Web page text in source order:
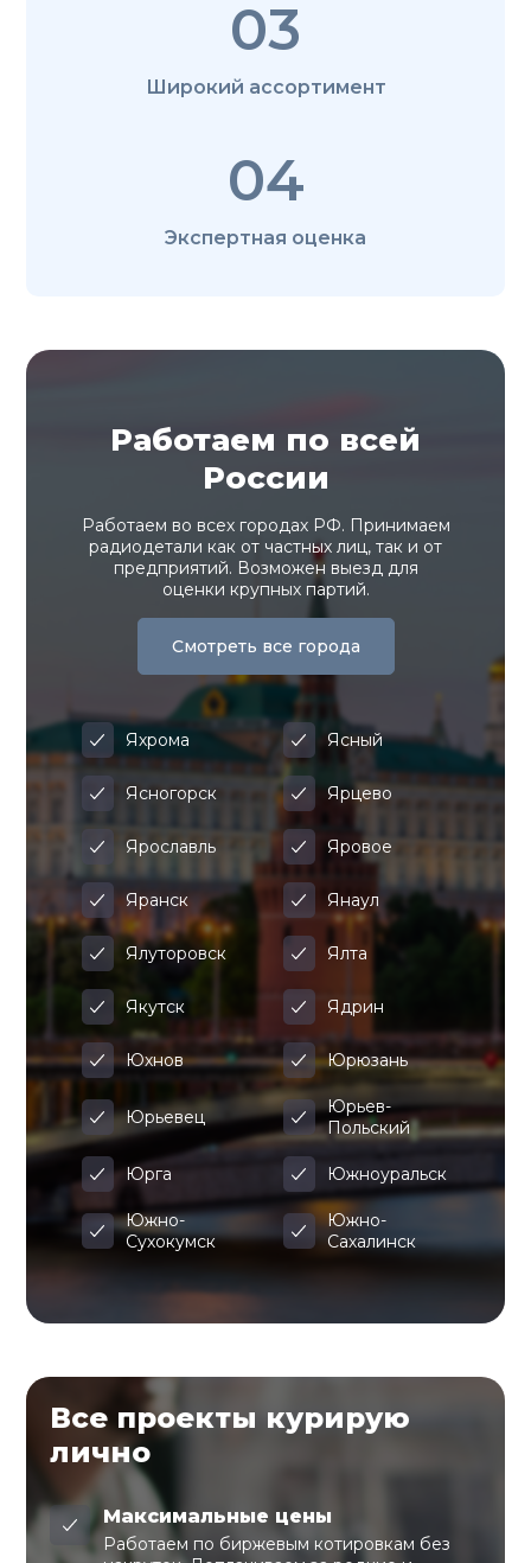
03
Широкий ассортимент
04
Экспертная оценка
Работаем по всей
России
Работаем во всех городах РФ. Принимаем
радиодетали как от частных лиц, так и от
предприятий. Возможен выезд для
оценки крупных партий.
Смотреть все города
Яхрома Ясный
Ясногорск Ярцево
Ярославль Яровое
Яранск Янаул
Ялуторовск Ялта
Якутск Ядрин
Юхнов Юрюзань
Юрьевец
Юрьев-
Польский
Юрга Южноуральск
Южно-
Сухокумск
Южно-
Сахалинск
Все проекты курирую
лично
Максимальные цены
Работаем по биржевым котировкам без